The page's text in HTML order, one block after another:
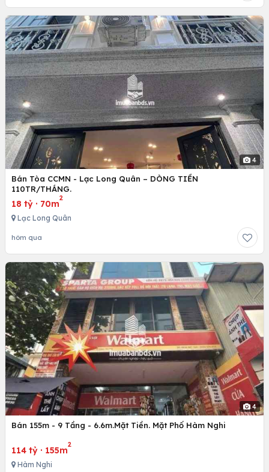
4
Bán Tòa CCMN - Lạc Long Quân – DÒNG TIỀN
110TR/THÁNG.
18 tỷ · 70m
2
Lạc Long Quân
hôm qua
4
Bán 155m - 9 Tầng - 6.6m.Mặt Tiền. Mặt Phố Hàm Nghi
114 tỷ · 155m
2
Hàm Nghi